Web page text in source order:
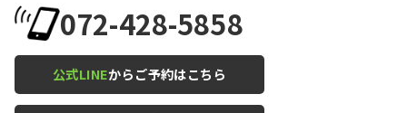
072-428-5858
公式LINEからご予約はこちら